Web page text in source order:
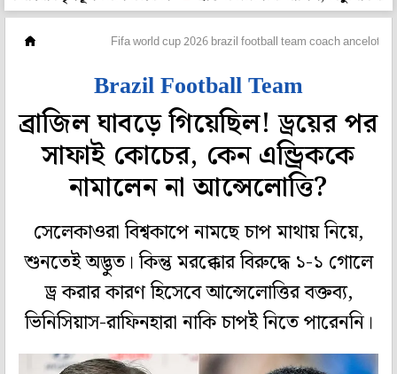
Fifa world cup 2026 brazil football team coach ancelotti
Brazil Football Team
ব্রাজিল ঘাবড়ে গিয়েছিল! ড্রয়ের পর
সাফাই কোচের, কেন এন্ড্রিককে
নামালেন না আন্সেলোত্তি?
সেলেকাওরা বিশ্বকাপে নামছে চাপ মাথায় নিয়ে,
শুনতেই অদ্ভুত। কিন্তু মরক্কোর বিরুদ্ধে ১-১ গোলে
ড্র করার কারণ হিসেবে আন্সেলোত্তির বক্তব্য,
ভিনিসিয়াস-রাফিনহারা নাকি চাপই নিতে পারেননি।